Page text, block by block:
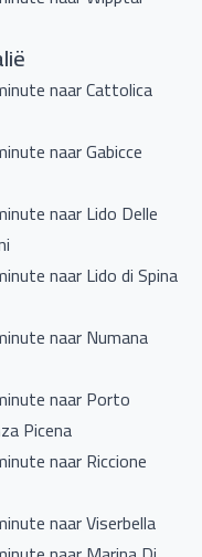
naar Cattolica
naar Gabicce
naar Lido Delle
naar Lido di Spina
naar Numana
naar Porto
Picena
naar Riccione
naar Viserbella